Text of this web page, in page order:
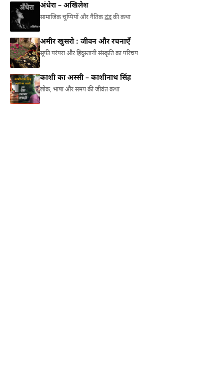
अंधेरा – अखिलेश
सामाजिक चुप्पियों और नैतिक द्वंद्व की कथा
अमीर खुसरो : जीवन और रचनाएँ
सूफ़ी परंपरा और हिंदुस्तानी संस्कृति का परिचय
काशी का अस्सी – काशीनाथ सिंह
लोक, भाषा और समय की जीवंत कथा